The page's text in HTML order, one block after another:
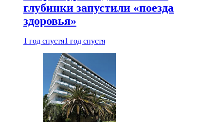
глубинки запустили «поезда
здоровья»
1 год спустя1 год спустя